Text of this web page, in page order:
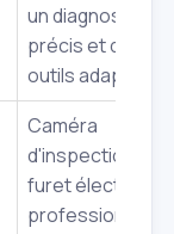
un diagnostic
précis et des
outils adaptés.
Caméra
d'inspection,
furet électrique
professionnel,